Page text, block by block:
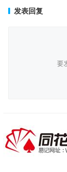
发表回复
要